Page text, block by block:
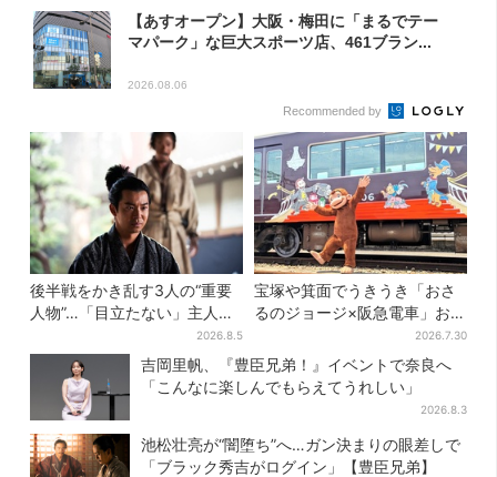
【あすオープン】大阪・梅田に「まるでテー
マパーク」な巨大スポーツ店、461ブラン...
2026.08.06
Recommended by
後半戦をかき乱す3人の“重要
人物”…「目立たない」主人
公・仲野太賀も、モブキャラ
→覚醒へ【豊臣兄弟】
2026.8.5
宝塚や箕面でうきうき「おさ
るのジョージ×阪急電車」お披
露目！マルーンの制服で神
戸・宝塚・京都各線に添乗
2026.7.30
吉岡里帆、『豊臣兄弟！』イベントで奈良へ
「こんなに楽しんでもらえてうれしい」
2026.8.3
池松壮亮が“闇堕ち”へ…ガン決まりの眼差しで
「ブラック秀吉がログイン」【豊臣兄弟】